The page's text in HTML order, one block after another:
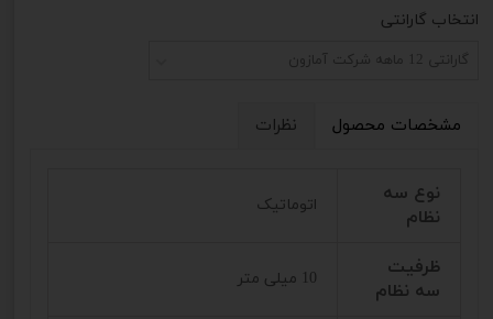
انتخاب گارانتی
گارانتی 12 ماهه شرکت آمازون
مشخصات محصول نظرات
نوع سه
نظام
اتوماتیک
ظرفیت
سه نظام
10 میلی متر